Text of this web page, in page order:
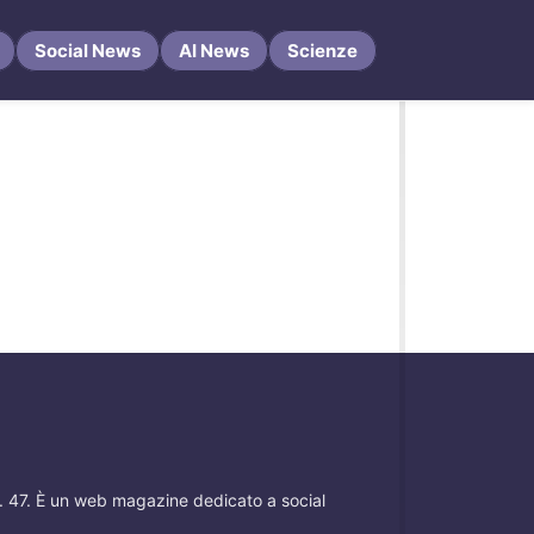
Social News AI News Scienze
È un web magazine dedicato a social